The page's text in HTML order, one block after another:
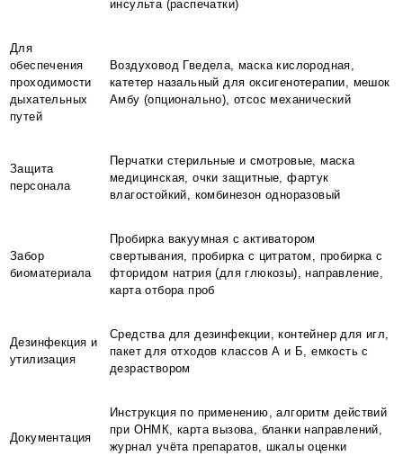
инсульта (распечатки)
Для
обеспечения
проходимости
дыхательных
путей
Воздуховод Гведела, маска кислородная,
катетер назальный для оксигенотерапии, мешок
Амбу (опционально), отсос механический
Защита
персонала
Перчатки стерильные и смотровые, маска
медицинская, очки защитные, фартук
влагостойкий, комбинезон одноразовый
Забор
биоматериала
Пробирка вакуумная с активатором
свертывания, пробирка с цитратом, пробирка с
фторидом натрия (для глюкозы), направление,
карта отбора проб
Дезинфекция и
утилизация
Средства для дезинфекции, контейнер для игл,
пакет для отходов классов А и Б, емкость с
дезраствором
Документация
Инструкция по применению, алгоритм действий
при ОНМК, карта вызова, бланки направлений,
журнал учёта препаратов, шкалы оценки